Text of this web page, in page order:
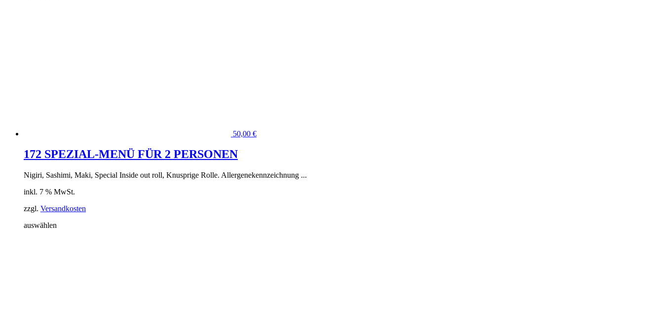
50,00 €
172 SPEZIAL-MENÜ FÜR 2 PERSONEN
Nigiri, Sashimi, Maki, Special Inside out roll, Knusprige Rolle. Allergenekennzeichnung ...
inkl. 7 % MwSt.
zzgl. Versandkosten
auswählen